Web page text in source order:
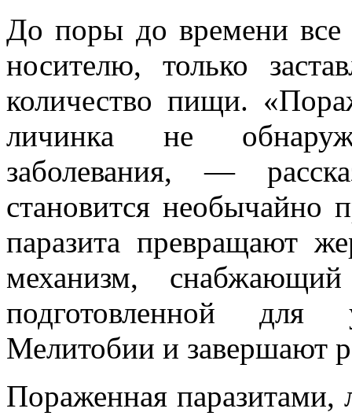
До поры до времени все
носителю, только
количество пищи.
личинка не
заболевания, —
становится необычайно
паразита превращают
механизм,
подготовленной для
Мелитобии и завершают
Пораженная